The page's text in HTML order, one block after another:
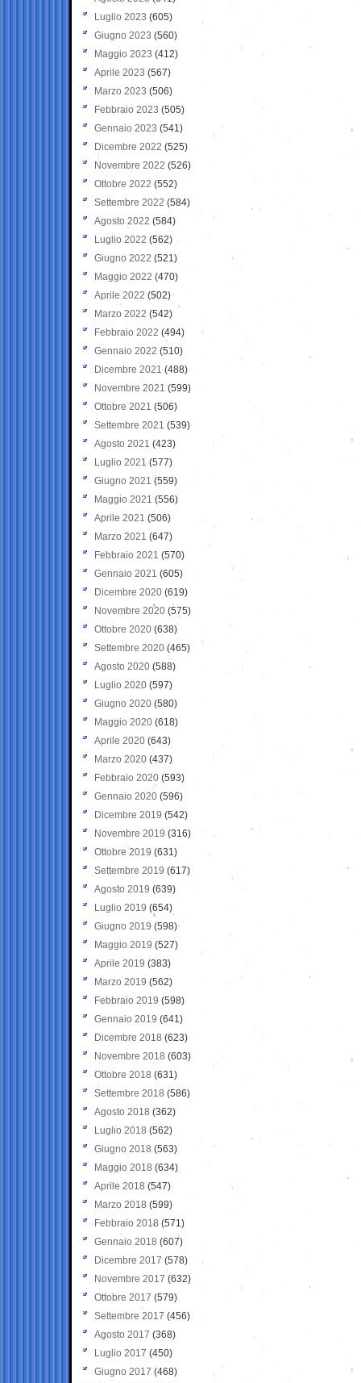
Luglio 2023 (605)
Giugno 2023 (560)
Maggio 2023 (412)
Aprile 2023 (567)
Marzo 2023 (506)
Febbraio 2023 (505)
Gennaio 2023 (541)
Dicembre 2022 (525)
Novembre 2022 (526)
Ottobre 2022 (552)
Settembre 2022 (584)
Agosto 2022 (584)
Luglio 2022 (562)
Giugno 2022 (521)
Maggio 2022 (470)
Aprile 2022 (502)
Marzo 2022 (542)
Febbraio 2022 (494)
Gennaio 2022 (510)
Dicembre 2021 (488)
Novembre 2021 (599)
Ottobre 2021 (506)
Settembre 2021 (539)
Agosto 2021 (423)
Luglio 2021 (577)
Giugno 2021(559)
Maggio 2021 (556)
Aprile 2021 (506)
Marzo 2021 (647)
Febbraio 2021 (570)
Gennaio 2021 (605)
Dicembre 2020 (619)
Novembre 2020 (575)
Ottobre 2020 (638)
Settembre 2020(465)
Agosto 2020 (588)
Luglio 2020 (597)
Giugno 2020 (580)
Maggio 2020 (618)
Aprile 2020 (643)
Marzo 2020 (437)
Febbraio 2020 (593)
Gennaio 2020 (596)
Dicembre 2019 (542)
Novembre 2019 (316)
Ottobre 2019 (631)
Settembre 2019 (617)
Agosto 2019 (639)
Luglio 2019 (654)
Giugno 2019 (598)
Maggio 2019 (527)
Aprile 2019 (383)
Marzo 2019 (562)
Febbraio 2019 (598)
Gennaio 2019 (641)
Dicembre 2018 (623)
Novembre 2018 (603)
Ottobre 2018 (631)
Settembre 2018 (586)
Agosto 2018 (362)
Luglio 2018 (562)
Giugno 2018 (563)
Maggio 2018 (634)
Aprile 2018 (547)
Marzo 2018 (599)
Febbraio 2018 (571)
Gennaio 2018 (607)
Dicembre 2017 (578)
Novembre 2017 (632)
Ottobre 2017 (579)
Settembre 2017 (456)
Agosto 2017 (368)
Luglio 2017 (450)
Giugno 2017 (468)